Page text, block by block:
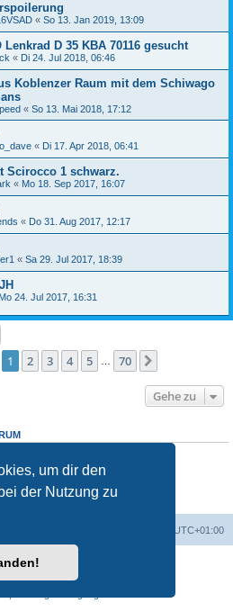
um dir den
der Nutzung zu
« So 13. Jan 2019, 13:09
D 35 KBA 70116 gesucht
« Di 24. Jul 2018, 06:46
Koblenzer Raum mit dem Schiwago
« So 13. Mai 2018, 17:12
« Di 17. Apr 2018, 06:41
Scirocco 1 schwarz.
« Mo 18. Sep 2017, 16:07
« Do 31. Aug 2017, 12:17
« Sa 29. Jul 2017, 18:39
Mo 24. Jul 2017, 16:31
Seite 1von 70
1 2 3 4 5 70
Gehe zu
diesem Forum erstellen.
nichtändern.
nicht löschen.
UTC+01:00
Forum Software © phpBB Limited
phpBB.de